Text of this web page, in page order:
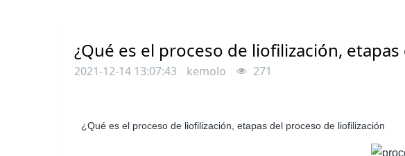
¿Qué es el proceso de liofilización,
2021-12-14 13:07:43 kemolo 271
¿Qué es el proceso de liofilización, etapas del proceso de liofilización